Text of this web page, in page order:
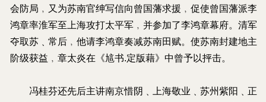
会防局﹐又为苏南官绅写信向曾国藩求援﹐促使曾国藩派李
鸿章率淮军至上海攻打太平军﹐并参加了李鸿章幕府。清军
夺取苏﹑常后﹐他请李鸿章奏减苏南田赋。使苏南封建地主
阶级获益﹐章太炎在《訄书.定版藉》中曾予以抨击。
冯桂芬还先后主讲南京惜阴﹑上海敬业﹑苏州紫阳﹑正